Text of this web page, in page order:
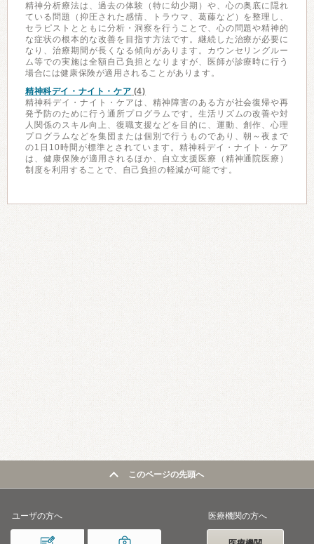
精神分析療法は、過去の体験（特に幼少期）や、心の奥底に隠れ
ている問題（抑圧された感情、トラウマ、葛藤など）を整理し、
セラピストとともに分析・洞察を行うことで、心の問題や精神的
な症状の根本的な改善を目指す方法です。継続した治療が必要に
なり、治療期間が長くなる傾向があります。カウンセリングルー
ム等での実施は全額自己負担となりますが、医師が診療時に行う
場合には健康保険が適用されることがあります。
精神科デイ・ナイト・ケア (4)
精神科デイ・ナイト・ケアは、精神障害のある方が社会復帰や再
発予防のために行う通所プログラムです。生活リズムの改善や対
人関係のスキル向上、復職支援などを目的に、運動、創作、心理
プログラムなどを集団または個別で行うものであり、朝～夜まで
の1日10時間が標準とされています。精神科デイ・ナイト・ケア
は、健康保険が適用されるほか、自立支援医療（精神通院医療）
制度を利用することで、自己負担の軽減が可能です。
このページの先頭へ
ユーザの方へ 医療機関の方へ